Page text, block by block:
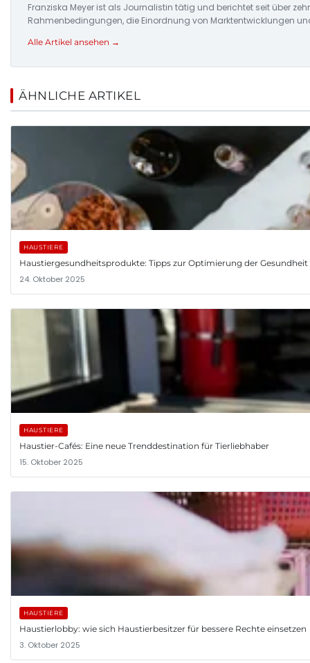
Franziska Meyer ist als Journalistin tätig und berichtet seit über
Rahmenbedingungen, die Einordnung von Marktentwicklungen
Alle Artikel ansehen →
ÄHNLICHE ARTIKEL
HAUSTIERE
Haustiergesundheitsprodukte: Tipps zur Optimierung der Gesundheit
24. Oktober 2025
HAUSTIERE
Haustier-Cafés: Eine neue Trenddestination für Tierliebhaber
15. Oktober 2025
HAUSTIERE
Haustierlobby: wie sich Haustierbesitzer für bessere Rechte einsetzen
3. Oktober 2025